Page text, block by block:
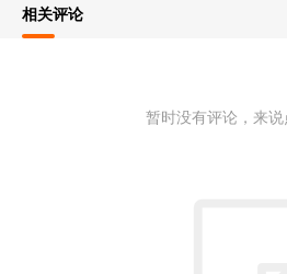
相关评论
暂时没有评论，来